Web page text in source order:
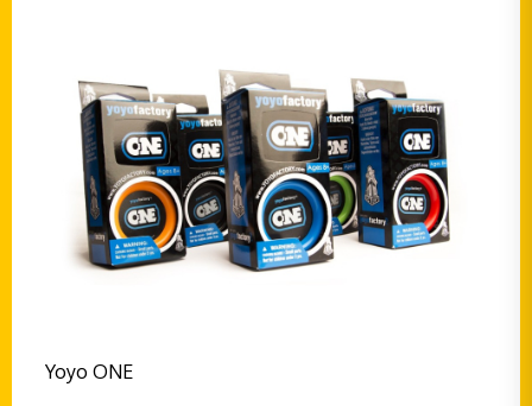
Yoyo ONE